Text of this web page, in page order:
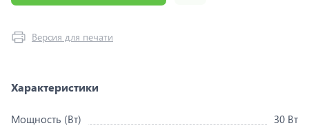
Версия для печати
Характеристики
Мощность (Вт)
30 Вт